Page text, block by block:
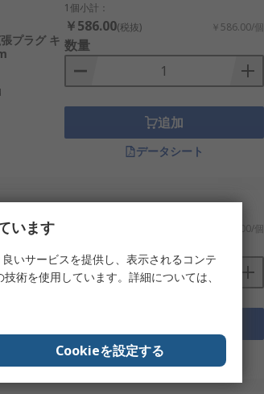
プラグ キ
1個小計：
￥586.00(税抜) ￥586.00/個
数量
追加
データシート
ステム固
￥4,428.00/個
データシート
います
いサービスを提供し、表示されるコンテ
術を使用しています。詳細については、
Cookieを設定する